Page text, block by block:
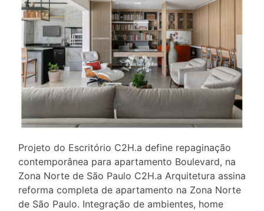
Projeto do Escritório C2H.a define repaginação
contemporânea para apartamento Boulevard, na
Zona Norte de São Paulo C2H.a Arquitetura assina
reforma completa de apartamento na Zona Norte
de São Paulo. Integração de ambientes, home